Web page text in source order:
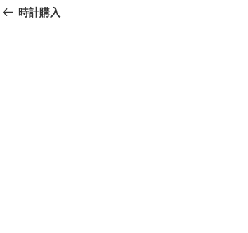
稿
の
時計購入